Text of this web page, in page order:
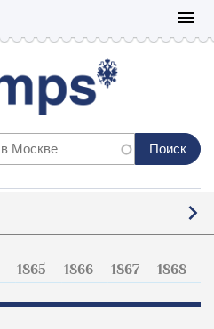
menu
1865 1866 1867 1868